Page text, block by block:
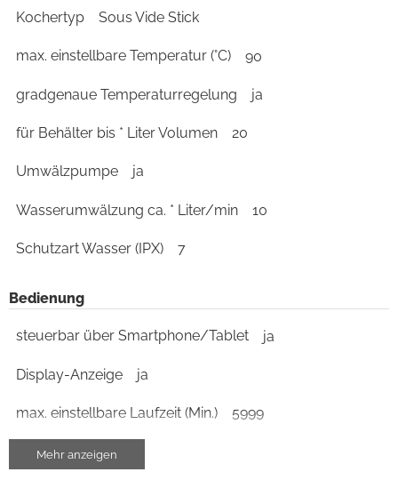
Kochertyp Sous Vide Stick
max. einstellbare Temperatur (°C) 90
gradgenaue Temperaturregelung ja
für Behälter bis * Liter Volumen 20
Umwälzpumpe ja
Wasserumwälzung ca. * Liter/min 10
Schutzart Wasser (IPX) 7
Bedienung
steuerbar über Smartphone/Tablet ja
Display-Anzeige ja
max. einstellbare Laufzeit (Min.) 5999
Timer-Funktion
Mehr anzeigen